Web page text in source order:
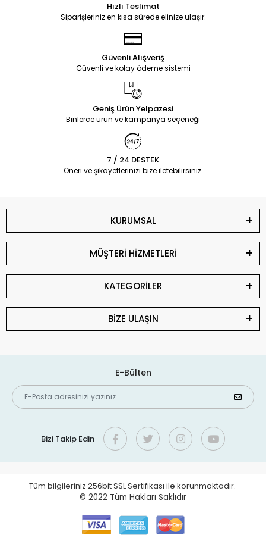
Hızlı Teslimat
Siparişleriniz en kısa sürede elinize ulaşır.
Güvenli Alışveriş
Güvenli ve kolay ödeme sistemi
Geniş Ürün Yelpazesi
Binlerce ürün ve kampanya seçeneği
7 / 24 DESTEK
Öneri ve şikayetlerinizi bize iletebilirsiniz.
KURUMSAL
MÜŞTERİ HİZMETLERİ
KATEGORİLER
BİZE ULAŞIN
E-Bülten
Bizi Takip Edin
Tüm bilgileriniz 256bit SSL Sertifikası ile korunmaktadır.
© 2022 Tüm Hakları Saklıdır